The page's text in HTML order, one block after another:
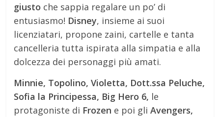
giusto che sappia regalare un po’ di
entusiasmo! Disney, insieme ai suoi
licenziatari, propone zaini, cartelle e tanta
cancelleria tutta ispirata alla simpatia e alla
dolcezza dei personaggi più amati.
Minnie, Topolino, Violetta, Dott.ssa Peluche,
Sofia la Principessa, Big Hero 6, le
protagoniste di Frozen e poi gliAvengers,